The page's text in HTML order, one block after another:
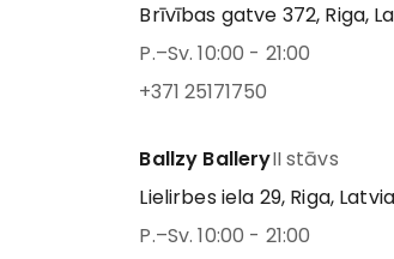
Brīvības gatve 372, Riga,
P.–Sv. 10:00 - 21:00
+371 25171750
Ballzy BalleryII stāvs
Lielirbes iela 29, Riga, Latvia
P.–Sv. 10:00 - 21:00